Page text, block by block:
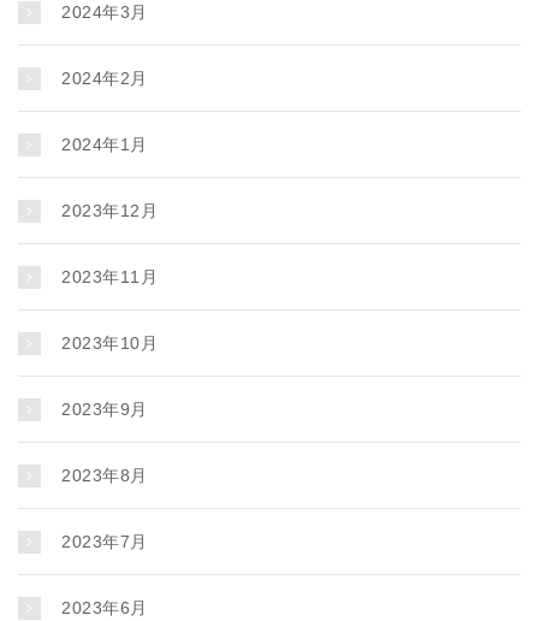
2024年3月
2024年2月
2024年1月
2023年12月
2023年11月
2023年10月
2023年9月
2023年8月
2023年7月
2023年6月